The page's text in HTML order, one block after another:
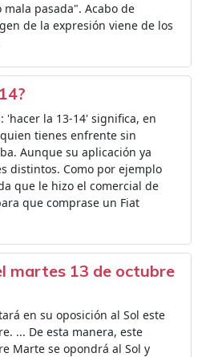
pasada". Acabo de
de la expresión viene de los
'hacer la 13-14' significa, en
tienes enfrente sin
Aunque su aplicación ya
distintos. Como por ejemplo
que le hizo el comercial de
que comprase un Fiat
martes 13 de octubre
en su oposición al Sol este
... De esta manera, este
Marte se opondrá al Sol y